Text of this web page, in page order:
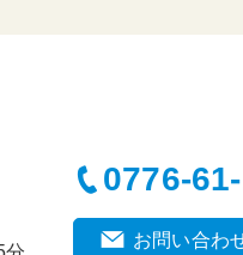
0776-
お問い合わ